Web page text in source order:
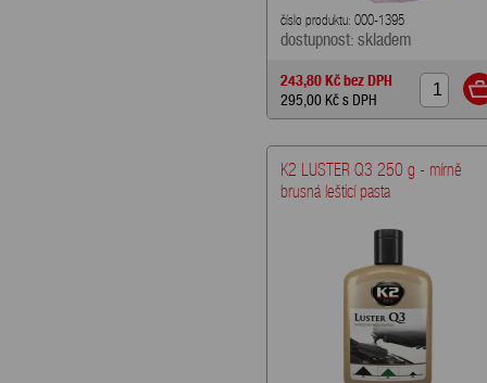
číslo produktu: 000-1395
dostupnost: skladem
243,80 Kčbez DPH
295,00 Kčs DPH
K2 LUSTER Q3 250 g - mírně
brusná lešticí pasta